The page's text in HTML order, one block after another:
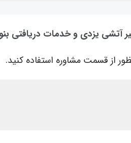
آتشی یزدی و خدمات دریافتی
از قسمت مشاوره استفاده کنید.